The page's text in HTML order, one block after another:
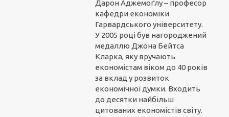
Дарон Аджемоґлу – професор
кафедри економіки
Гарвардського університету.
У 2005 році був нагороджений
медаллю Джона Бейтса
Кларка, яку вручають
економістам віком до 40 років
за вклад у розвиток
економічної думки. Входить
до десятки найбільш
цитованих економістів світу.